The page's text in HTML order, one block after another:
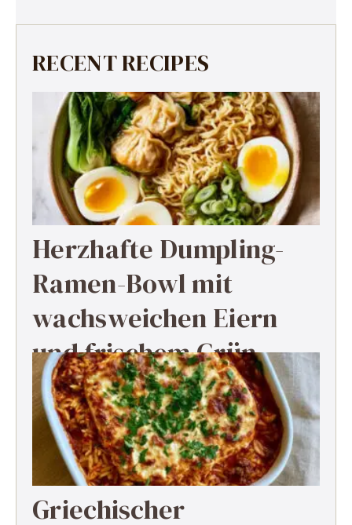
RECENT RECIPES
Herzhafte Dumpling-
Ramen-Bowl mit
wachsweichen Eiern
und frischem Grün
Griechischer